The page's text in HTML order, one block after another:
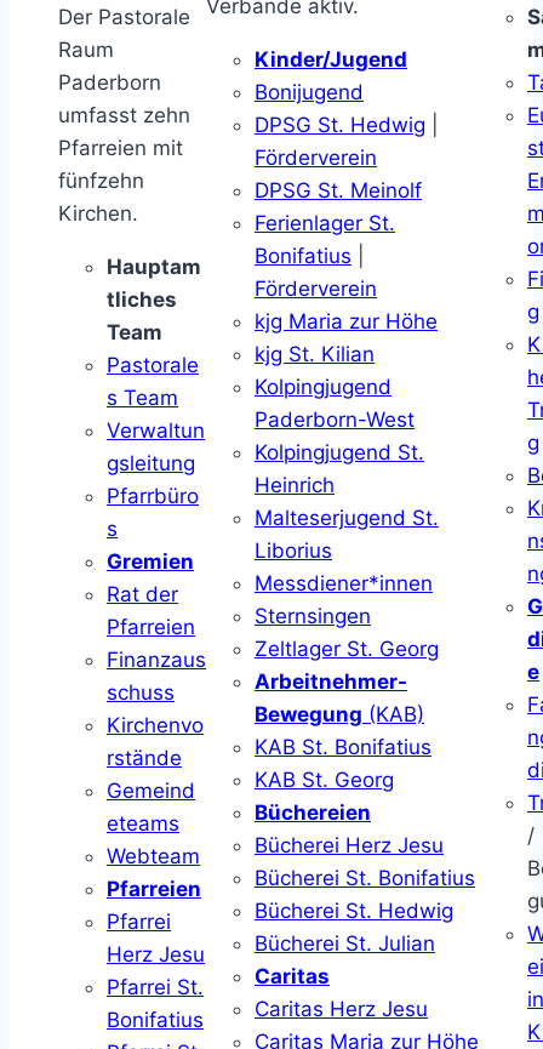
Der Pastorale
Raum
Paderborn
umfasst zehn
Pfarreien mit
fünfzehn
Kirchen.
Hauptam
tliches
Team
Pastorale
s Team
Verwaltun
gsleitung
Pfarrbüro
s
Gremien
Rat der
Pfarreien
Finanzaus
schuss
Kirchenvo
rstände
Gemeind
eteams
Webteam
Pfarreien
Pfarrei
Herz Jesu
Pfarrei St.
Bonifatius
Verbände aktiv.
Kinder/Jugend
Bonijugend
DPSG St. Hedwig
Förderverein
DPSG St. Meinolf
Ferienlager St.
Bonifatius
Förderverein
kjg Maria zur Höhe
kjg St. Kilian
Kolpingjugend
Paderborn-West
Kolpingjugend St.
Heinrich
Malteserjugend St.
Liborius
Messdiener*innen
Sternsingen
Zeltlager St. Georg
Arbeitnehmer-
Bewegung (KAB)
KAB St. Bonifatius
KAB St. Georg
Büchereien
Bücherei Herz Jesu
Bücherei St. Bonifatius
Bücherei St. Hedwig
Bücherei St. Julian
Caritas
Caritas Herz Jesu
Caritas Maria zur Höhe
g
g
e
/